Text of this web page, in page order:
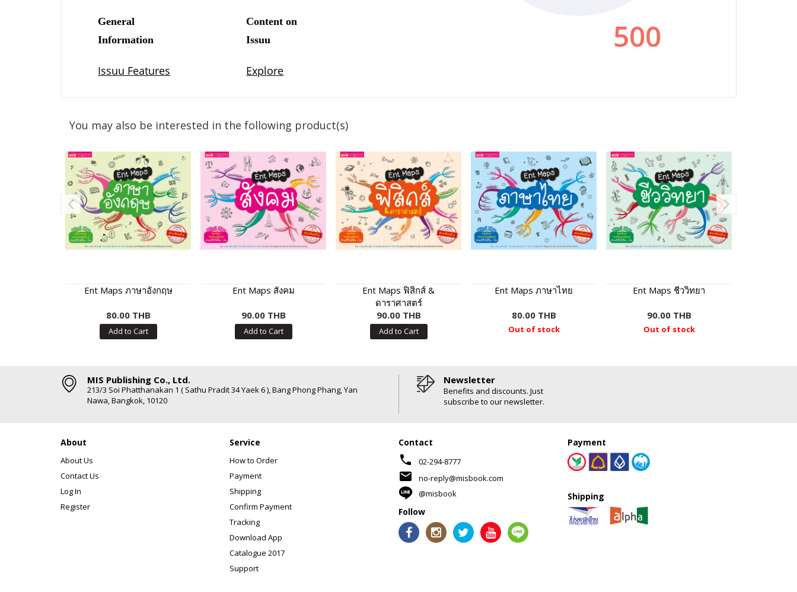
You may also be interested in the following product(s)
Ent Maps ภาษาอังกฤษ
80.00 THB
Add to Cart
Ent Maps สังคม
90.00 THB
Add to Cart
Ent Maps ฟิสิกส์ &
ดาราศาสตร์
90.00 THB
Add to Cart
Ent Maps ภาษาไทย
80.00 THB
Out of stock
Ent Maps ชีววิทยา
90.00 THB
Out of stock
MIS Publishing Co., Ltd.
213/3 Soi Phatthanakan 1 ( Sathu Pradit 34 Yaek 6 ), Bang Phong Phang, Yan
Nawa, Bangkok, 10120
Newsletter
Benefits and discounts. Just
subscribe to our newsletter.
About
About Us
Contact Us
Log In
Register
Service
How to Order
Payment
Shipping
Confirm Payment
Tracking
Download App
Catalogue 2017
Support
Contact
phone 02-294-8777
mail
no-reply@misbook.com
@misbook
Follow
Payment
Shipping